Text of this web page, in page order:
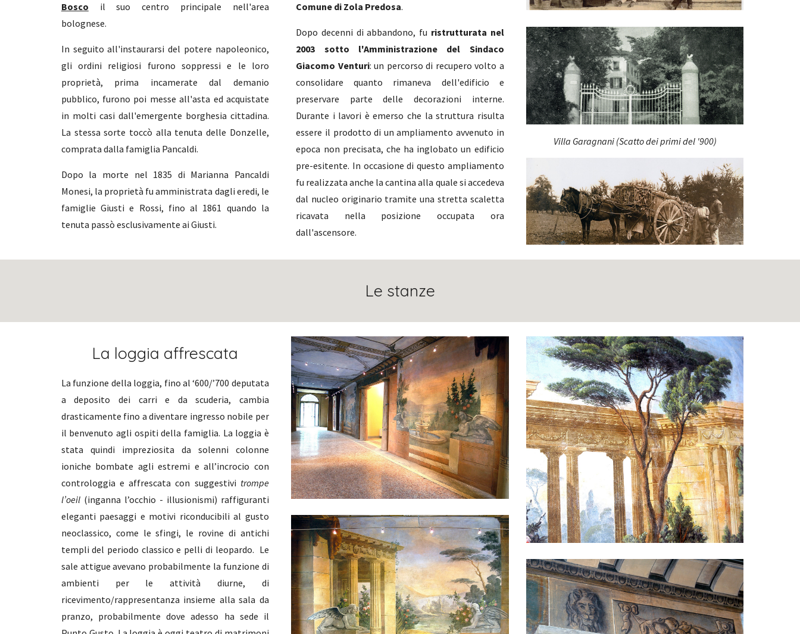
Bosco il suo centro principale nell'area
bolognese.
In seguito all'instaurarsi del potere napoleonico,
gli ordini religiosi furono soppressi e le loro
proprietà, prima incamerate dal demanio
pubblico, furono poi messe all'asta ed acquistate
in molti casi dall'emergente borghesia cittadina.
La stessa sorte toccò alla tenuta delle Donzelle,
comprata dalla famiglia Pancaldi.
Dopo la morte nel 1835 di Marianna Pancaldi
Monesi, la proprietà fu amministrata dagli eredi, le
famiglie Giusti e Rossi, fino al 1861 quando la
tenuta passò esclusivamente ai Giusti.
Comune di Zola Predosa.
Dopo decenni di abbandono, fu ristrutturata nel
2003 sotto l'Amministrazione del Sindaco
Giacomo Venturi:un percorso di recupero volto a
consolidare quanto rimaneva dell'edificio e
preservare parte delle decorazioni interne.
Durante i lavori è emerso che la struttura risulta
essere il prodotto di un ampliamento avvenuto in
epoca non precisata, che ha inglobato un edificio
pre-esitente. In occasione di questo ampliamento
fu realizzata anche la cantina alla quale si accedeva
dal nucleo originario tramite una stretta scaletta
ricavata nella posizione occupata ora
dall'ascensore.
Villa Garagnani (Scatto dei primi del '900)
Le stanze
La loggia affrescata
La funzione della loggia, fino al ‘600/’700 deputata
a deposito dei carri e da scuderia, cambia
drasticamente fino a diventare ingresso nobile per
il benvenuto agli ospiti della famiglia. La loggia è
stata quindi impreziosita da solenni colonne
ioniche bombate agli estremi e all’incrocio con
controloggia e affrescata con suggestivi trompe
l’oeil (inganna l’occhio - illusionismi) raffiguranti
eleganti paesaggi e motivi riconducibili al gusto
neoclassico, come le sfingi, le rovine di antichi
templi del periodo classico e pelli di leopardo. Le
sale attigue avevano probabilmente la funzione di
ambienti per le attività diurne, di
ricevimento/rappresentanza insieme alla sala da
pranzo, probabilmente dove adesso ha sede il